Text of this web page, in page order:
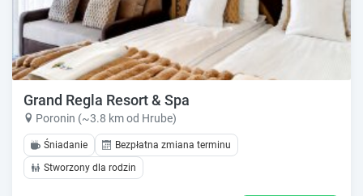
Grand Regla Resort & Spa
Poronin (~3.8 km od Hrube)
Śniadanie
Bezpłatna zmiana terminu
Stworzony dla rodzin